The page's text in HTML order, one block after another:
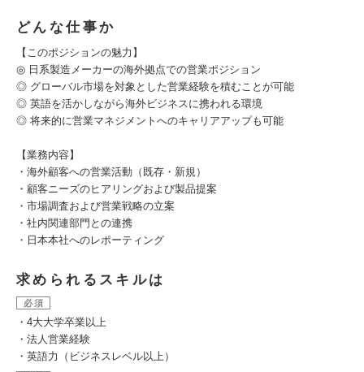
どんな仕事か
【このポジションの魅力】
◎ 日系製造メーカーの海外拠点での営業ポジション
◎ グローバル市場を対象とした営業経験を積むことが可能
◎ 英語を活かしながら海外ビジネスに携われる環境
◎ 将来的に営業マネジメントへのキャリアアップも可能
【業務内容】
・海外顧客への営業活動（既存・新規）
・顧客ニーズのヒアリングおよび製品提案
・市場調査および営業戦略の立案
・社内関連部門との連携
・日本本社へのレポーティング
求められるスキルは
必須
・4大大学卒業以上
・法人営業経験
・英語力（ビジネスレベル以上）